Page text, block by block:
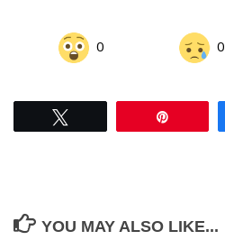
0 0
YOU MAY ALSO LIKE...